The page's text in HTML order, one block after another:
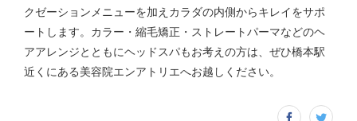
クゼーションメニューを加えカラダの内側からキレイをサポ
ートします。カラー・縮毛矯正・ストレートパーマなどのヘ
アアレンジとともにヘッドスパもお考えの方は、ぜひ橋本駅
近くにある美容院エンアトリエへお越しください。